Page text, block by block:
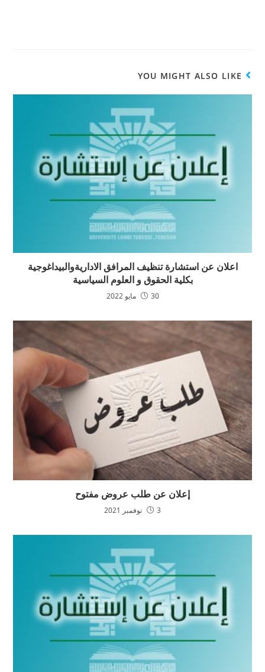
YOU MIGHT ALSO LIKE
اعلان عن استشارة تنظيف المرافق الاداريةوالبيداغوجية
بكلية الحقوق و العلوم السياسية
30 مايو 2022
إعلان عن طلب عروض مفتوح
3 نوفمبر 2021